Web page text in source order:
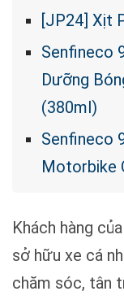
[JP24] Xịt
Senfineco
Dưỡng
(380ml)
Senfineco
Motorbike
Khách hàng của
sở hữu xe cá
chăm sóc, tân